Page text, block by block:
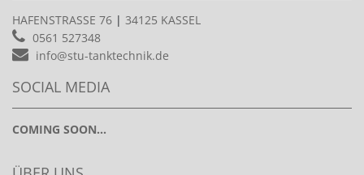
HAFENSTRASSE 76 | 34125 KASSEL
0561 527348
info@stu-tanktechnik.de
SOCIAL MEDIA
COMING SOON...